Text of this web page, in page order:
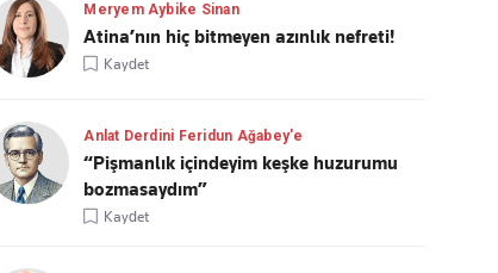
Meryem Aybike Sinan
Atina’nın hiç bitmeyen azınlık nefreti!
Kaydet
Anlat Derdini Feridun Ağabey'e
“Pişmanlık içindeyim keşke huzurumu
bozmasaydım”
Kaydet